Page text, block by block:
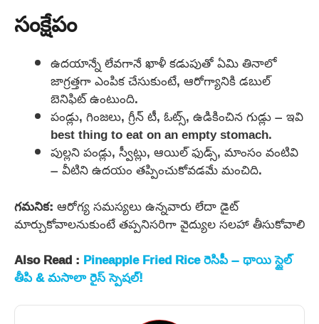
సంక్షేపం
ఉదయాన్నే లేవగానే ఖాళీ కడుపుతో ఏమి తినాలో
జాగ్రత్తగా ఎంపిక చేసుకుంటే, ఆరోగ్యానికి డబుల్
బెనిఫిట్ ఉంటుంది.
పండ్లు, గింజలు, గ్రీన్ టీ, ఓట్స్, ఉడికించిన గుడ్లు – ఇవి
best thing to eat on an empty stomach.
పుల్లని పండ్లు, స్వీట్లు, ఆయిల్ ఫుడ్స్, మాంసం వంటివి
– వీటిని ఉదయం తప్పించుకోవడమే మంచిది.
గమనిక:ఆరోగ్య సమస్యలు ఉన్నవారు లేదా డైట్
మార్చుకోవాలనుకుంటే తప్పనిసరిగా వైద్యుల సలహా తీసుకోవాలి
Also Read : Pineapple Fried Rice రెసిపీ – థాయి స్టైల్
తీపి & మసాలా రైస్ స్పెషల్!